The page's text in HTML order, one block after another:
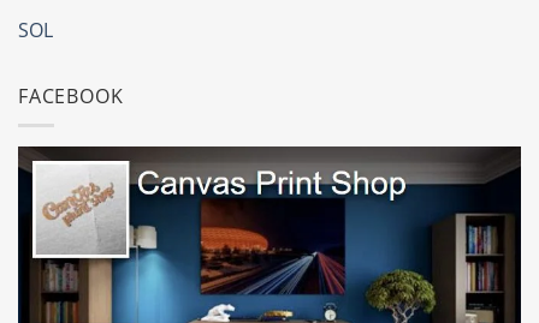
SOL
FACEBOOK